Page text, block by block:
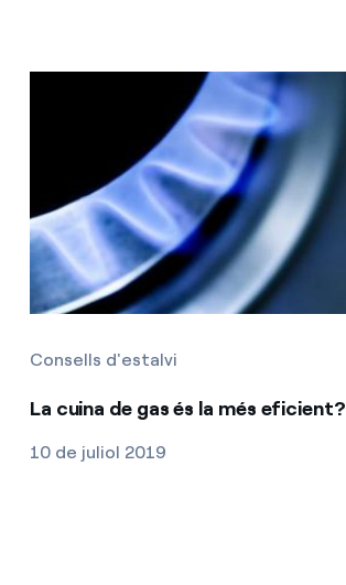
Consells d'estalvi
La cuina de gas és la més eficient?
10 de juliol 2019